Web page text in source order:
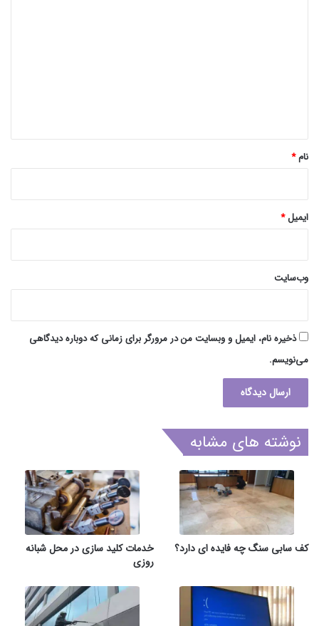
نام*
ایمیل*
وب‌سایت
ذخیره نام، ایمیل و وبسایت من در مرورگر برای زمانی که دوباره دیدگاهی
می‌نویسم.
نوشته های مشابه
کف سابی سنگ چه فایده ای دارد؟
خدمات کلید سازی در محل شبانه
روزی